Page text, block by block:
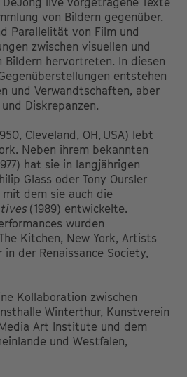
von Bildern gegenüber.
Parallelität von Film und
zwischen visuellen und
Bildern hervortreten. In diesen
entstehen
und Verwandtschaften, aber
Diskrepanzen.
Cleveland, OH, USA) lebt
Neben ihrem bekannten
hat sie in langjährigen
Glass oder Tony Oursler
dem sie auch die
(1989) entwickelte.
wurden
Kitchen, New York, Artists
in der Renaissance Society,
Kollaboration zwischen
Winterthur, Kunstverein
Art Institute und dem
und Westfalen,